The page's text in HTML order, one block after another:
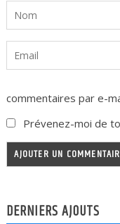
commentaires par e-
Prévenez-moi de
DERNIERS AJOUTS